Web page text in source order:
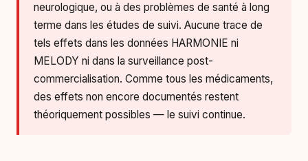
neurologique, ou à des problèmes de santé à long
terme dans les études de suivi. Aucune trace de
tels effets dans les données HARMONIE ni
MELODY ni dans la surveillance post-
commercialisation. Comme tous les médicaments,
des effets non encore documentés restent
théoriquement possibles — le suivi continue.